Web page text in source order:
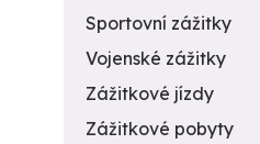
Sportovní zážitky
Vojenské zážitky
Zážitkové jízdy
Zážitkové pobyty